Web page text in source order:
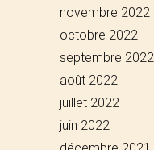
novembre 2022
octobre 2022
septembre 2022
août 2022
juillet 2022
juin 2022